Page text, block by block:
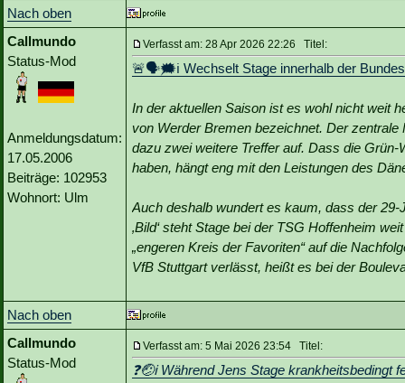
Nach oben
Callmundo
Status-Mod
Anmeldungsdatum:
17.05.2006
Beiträge: 102953
Wohnort: Ulm
Verfasst am: 28 Apr 2026 22:26 Titel:
🚨🗣🗯️ℹ️ Wechselt Stage innerhalb der
In der aktuellen Saison ist es wohl nicht weit
von Werder Bremen bezeichnet. Der
dazu zwei weitere Treffer auf. Dass die
haben, hängt eng mit den Leistungen des
Auch deshalb wundert es kaum, dass der
‚Bild‘ steht Stage bei der TSG Hoffenheim
„engeren Kreis der Favoriten“ auf die
VfB Stuttgart verlässt, heißt es bei der
Nach oben
Callmundo
Status-Mod
Verfasst am: 5 Mai 2026 23:54 Titel:
❓🤕ℹ️ Während Jens Stage krankheitsbedingt